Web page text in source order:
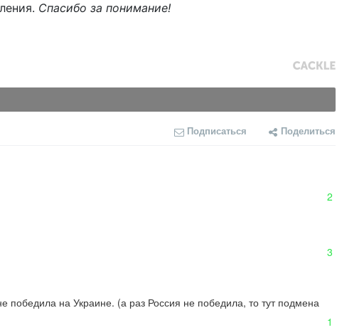
Спасибо за понимание!
Подписаться Поделиться
2
3
победила на Украине. (а раз Россия не победила, то тут подмена
1